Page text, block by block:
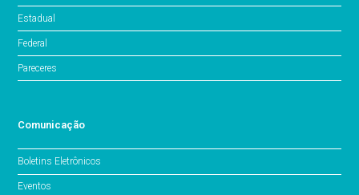
Estadual
Federal
Pareceres
Comunicação
Boletins Eletrônicos
Eventos